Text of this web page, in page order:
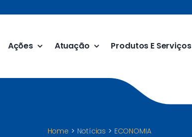
Ações Atuação Produtos E Serviços
Home Notícias ECONOMIA